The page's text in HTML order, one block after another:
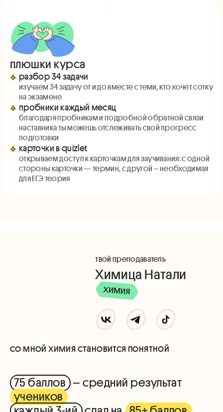
плюшки курса
разбор 34 задачи
изучаем 34 задачу от и до вместе с теми, кто хочет сотку
на экзамене
пробники каждый месяц
благодаря пробникам и подробной обратной связи
наставника ты можешь отслеживать свой прогресс
подготовки
карточки в quizlet
открываем доступ к карточкам для заучивания: с одной
стороны карточки — термин, с другой – необходимая
для ЕГЭ теория
твой преподаватель
Химица Натали
со мной химия становится понятной
75 баллов – средний результат
учеников